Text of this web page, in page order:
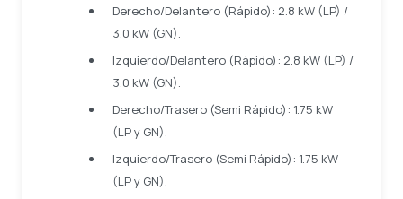
Derecho/Delantero (Rápido): 2.8 kW (LP) /
3.0 kW (GN).
Izquierdo/Delantero (Rápido): 2.8 kW (LP) /
3.0 kW (GN).
Derecho/Trasero (Semi Rápido): 1.75 kW
(LP y GN).
Izquierdo/Trasero (Semi Rápido): 1.75 kW
(LP y GN).